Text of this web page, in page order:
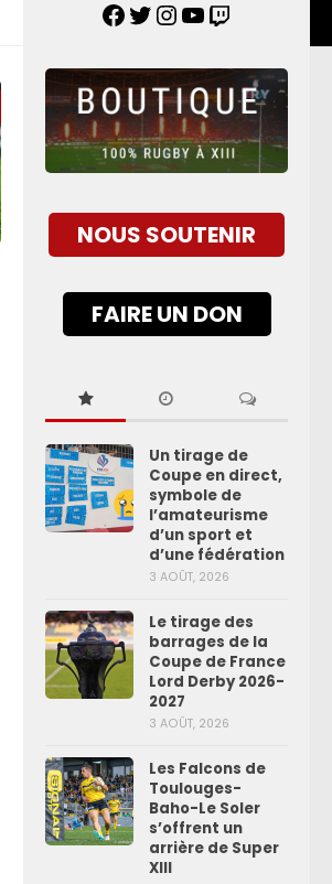
NOUS SOUTENIR
FAIRE UN DON
Un tirage de
Coupe en direct,
symbole de
l’amateurisme
d’un sport et
d’une fédération
3 AOÛT, 2026
Le tirage des
barrages de la
Coupe de France
Lord Derby 2026-
2027
3 AOÛT, 2026
Les Falcons de
Toulouges-
Baho-Le Soler
s’offrent un
arrière de Super
XIII